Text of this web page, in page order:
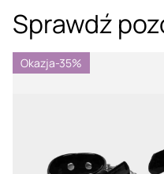
Sprawdź
Okazja-35%